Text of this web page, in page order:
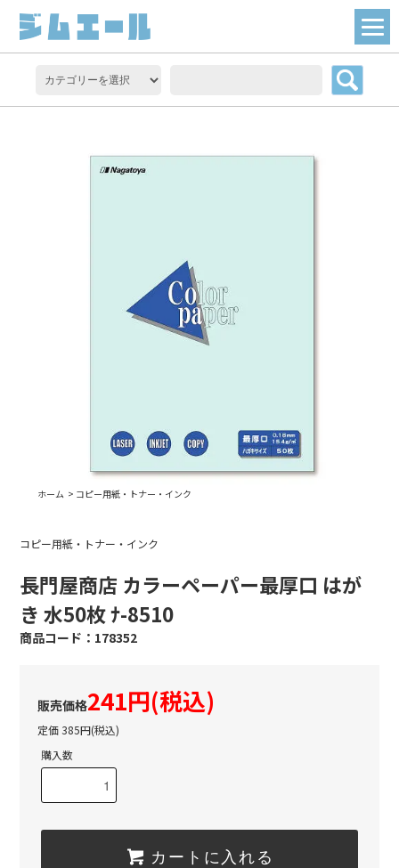
ホーム > コピー用紙・トナー・インク
コピー用紙・トナー・インク
長門屋商店 カラーペーパー最厚口 はが
き 水50枚 ﾅ-8510
178352
241円(税込)
定価 385円(税込)
購入数
カートに入れる